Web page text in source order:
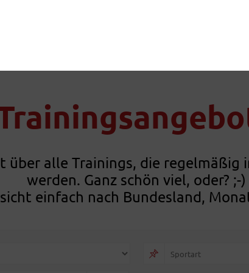
über alle Trainings, die regelmäßig
werden. Ganz schön viel, oder? ;-)
einfach nach Bundesland,